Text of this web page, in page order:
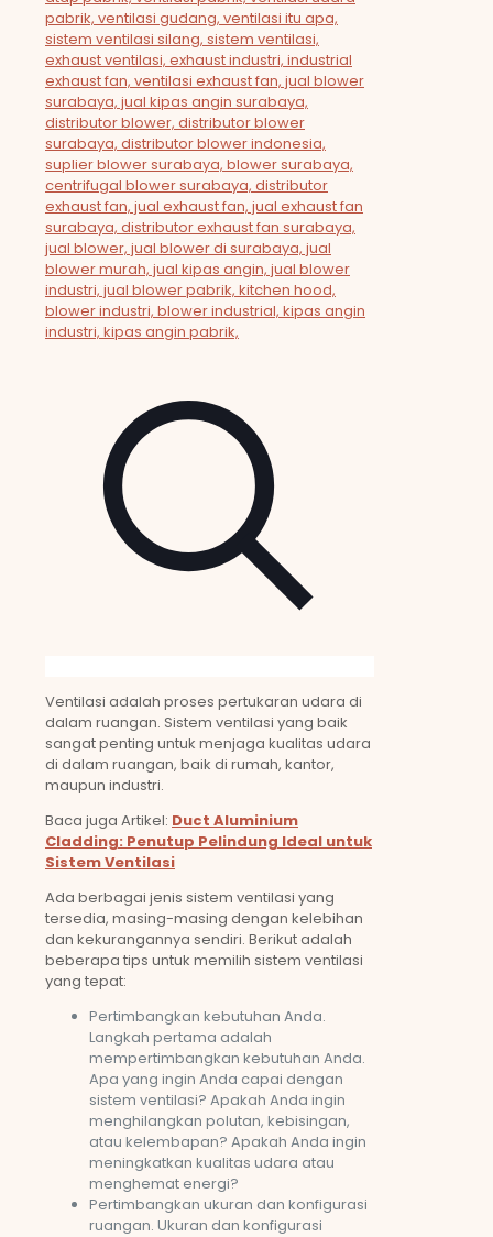
Ventilasi adalah proses pertukaran udara di
dalam ruangan. Sistem ventilasi yang baik
sangat penting untuk menjaga kualitas udara
di dalam ruangan, baik di rumah, kantor,
maupun industri.
Baca juga Artikel: Duct Aluminium
Cladding: Penutup Pelindung Ideal untuk
Sistem Ventilasi
Ada berbagai jenis sistem ventilasi yang
tersedia, masing-masing dengan kelebihan
dan kekurangannya sendiri. Berikut adalah
beberapa tips untuk memilih sistem ventilasi
yang tepat:
Pertimbangkan kebutuhan Anda.
Langkah pertama adalah
mempertimbangkan kebutuhan Anda.
Apa yang ingin Anda capai dengan
sistem ventilasi? Apakah Anda ingin
menghilangkan polutan, kebisingan,
atau kelembapan? Apakah Anda ingin
meningkatkan kualitas udara atau
menghemat energi?
Pertimbangkan ukuran dan konfigurasi
ruangan. Ukuran dan konfigurasi